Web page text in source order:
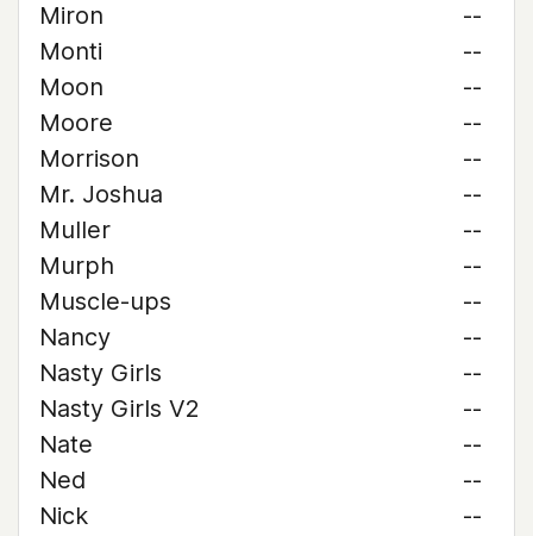
Miron
--
Monti
--
Moon
--
Moore
--
Morrison
--
Mr. Joshua
--
Muller
--
Murph
--
Muscle-ups
--
Nancy
--
Nasty Girls
--
Nasty Girls V2
--
Nate
--
Ned
--
Nick
--